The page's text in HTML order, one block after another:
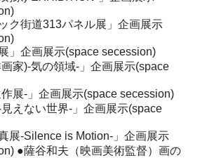
ク街道313パネル展」企画展示
」企画展示(space secession)
家)-気の領域-」企画展示(space
展-」企画展示(space secession)
えない世界-」企画展示(space
展-Silence is Motion-」企画展示
●薩谷和夫（映画美術監督）画の